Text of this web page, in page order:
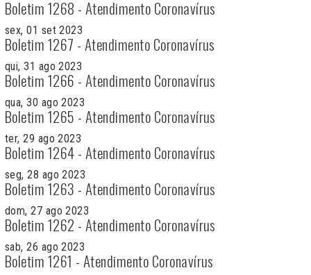
Boletim 1268 - Atendimento Coronavírus
sex, 01 set 2023
Boletim 1267 - Atendimento Coronavírus
qui, 31 ago 2023
Boletim 1266 - Atendimento Coronavírus
qua, 30 ago 2023
Boletim 1265 - Atendimento Coronavírus
ter, 29 ago 2023
Boletim 1264 - Atendimento Coronavírus
seg, 28 ago 2023
Boletim 1263 - Atendimento Coronavírus
dom, 27 ago 2023
Boletim 1262 - Atendimento Coronavírus
sab, 26 ago 2023
Boletim 1261 - Atendimento Coronavírus